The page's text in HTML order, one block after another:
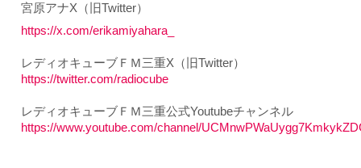
宮原アナX（旧Twitter）
https://x.com/erikamiyahara_
レディオキューブＦＭ三重X（旧Twitter）
https://twitter.com/radiocube
レディオキューブＦＭ三重公式Youtubeチャンネル
https://www.youtube.com/channel/